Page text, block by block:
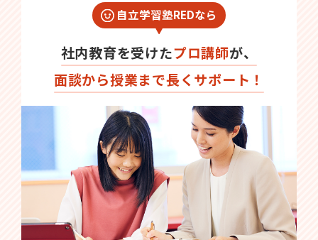
自立学習塾REDなら
社内教育を受けたプロ講師が、
面談から授業まで長くサポート！